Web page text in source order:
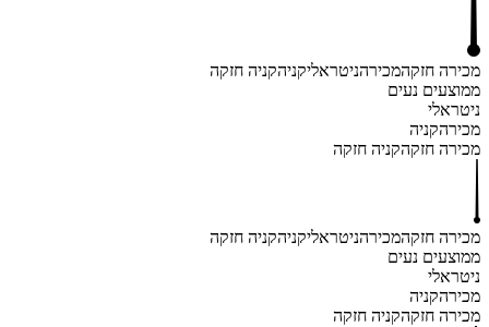
מכירה חזקהמכירהניטראליקניהקניה חזקה
ממוצעים נעים
ניטראלי
מכירהקניה
מכירה חזקהקניה חזקה
מכירה חזקהמכירהניטראליקניהקניה חזקה
ממוצעים נעים
ניטראלי
מכירהקניה
מכירה חזקהקניה חזקה